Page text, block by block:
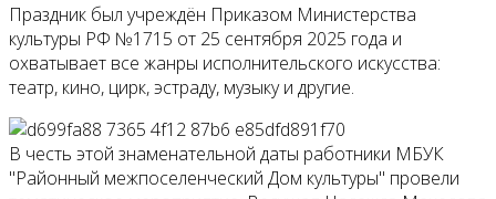
Праздник был учреждён Приказом Министерства
культуры РФ №1715 от 25 сентября 2025 года и
охватывает все жанры исполнительского искусства:
театр, кино, цирк, эстраду, музыку и другие.
В честь этой знаменательной даты работники МБУК
"Районный межпоселенческий Дом культуры" провели